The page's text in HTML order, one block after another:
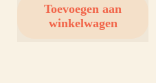
Toevoegen aan
winkelwagen